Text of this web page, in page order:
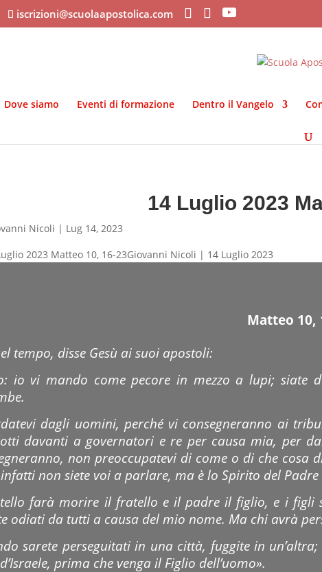
iscrizioni@scuolaapostolica.com
Dove siamo Eventi di formazione Dentro il Vangelo
14 Luglio 2023
Nicoli | Lug 14, 2023
Giovanni Nicoli | 14 Luglio 2023
Matteo 10,
tempo, disse Gesù ai suoi apostoli:
io vi mando come pecore in mezzo a lupi; siate
dagli uomini, perché vi consegneranno ai
davanti a governatori e re per causa mia, per
non preoccupatevi di come o di che cosa
non siete voi a parlare, ma è lo Spirito del
farà morire il fratello e il padre il figlio, e i figli
odiati da tutti a causa del mio nome. Ma chi avrà
sarete perseguitati in una città, fuggite in
prima che venga il Figlio dell’uomo».